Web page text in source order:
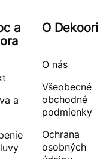
a
a
O Dekoori
O nás
Všeobecné
obchodné
podmienky
Ochrana
osobných